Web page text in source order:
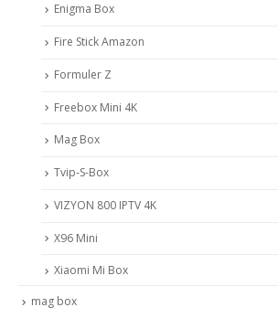
Enigma Box
Fire Stick Amazon
Formuler Z
Freebox Mini 4K
Mag Box
Tvip-S-Box
VIZYON 800 IPTV 4K
X96 Mini
Xiaomi Mi Box
mag box